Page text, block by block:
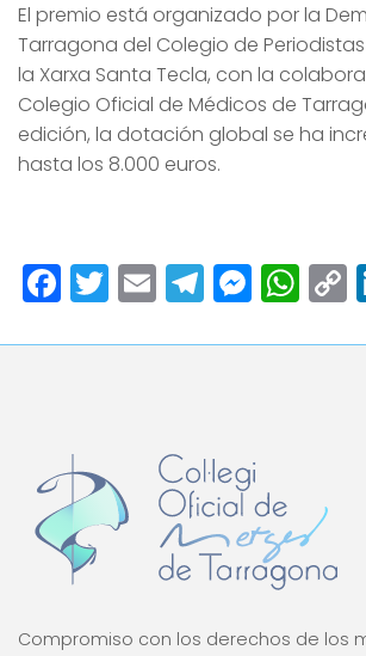
El premio está organizado por la
Tarragona del Colegio de
la Xarxa Santa Tecla, con la
Colegio Oficial de Médicos de
edición, la dotación global se ha
hasta los 8.000 euros.
Facebook
Twitter
Email
Compromiso con los derechos de los